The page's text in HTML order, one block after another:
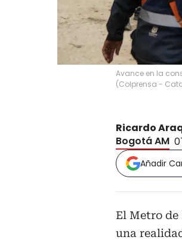
Avance en la
(Colprensa -
Ricardo
Bogotá AM
Añadir
El Metro de
una